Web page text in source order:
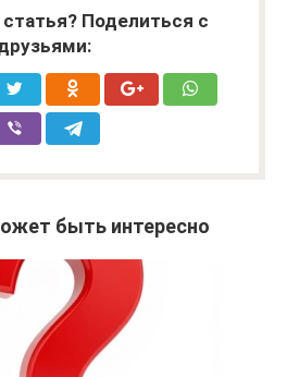
Поделиться с
быть интересно